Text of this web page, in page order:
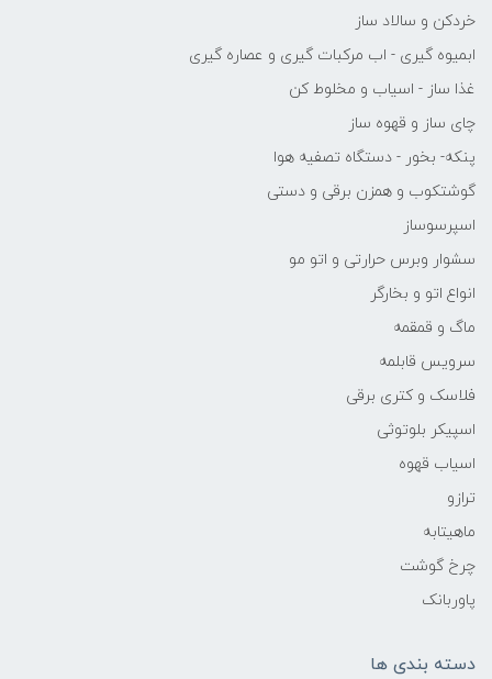
خردکن و سالاد ساز
ابمیوه گیری - اب مرکبات گیری و عصاره گیری
غذا ساز - اسیاب و مخلوط کن
چای ساز و قهوه ساز
پنکه- بخور - دستگاه تصفیه هوا
گوشتکوب و همزن برقی و دستی
اسپرسوساز
سشوار وبرس حرارتی و اتو مو
انواع اتو و بخارگر
ماگ و قمقمه
سرویس قابلمه
فلاسک و کتری برقی
اسپیکر بلوتوثی
اسیاب قهوه
ترازو
ماهیتابه
چرخ گوشت
پاوربانک
دسته بندی ها